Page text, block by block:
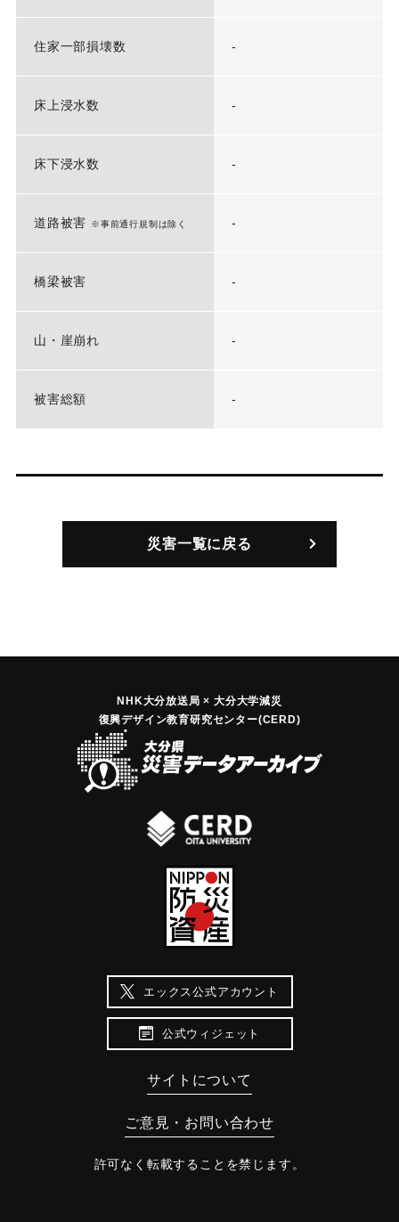
住家一部損壊数 -
床上浸水数 -
床下浸水数 -
道路被害 ※事前通行規制は除く -
橋梁被害 -
山・崖崩れ -
被害総額 -
災害一覧に戻る
NHK大分放送局 × 大分大学減災
復興デザイン教育研究センター(CERD)
エックス公式アカウント
公式ウィジェット
サイトについて
ご意見・お問い合わせ
許可なく転載することを禁じます。